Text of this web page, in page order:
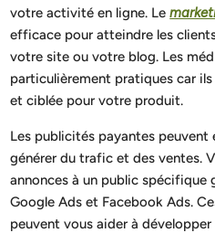
votre activité en ligne. Le
efficace pour atteindre les
votre site ou votre blog. Les
particulièrement pratiques car
et ciblée pour votre produit.
Les publicités payantes
générer du trafic et des ventes.
annonces à un public spécifique
Google Ads et Facebook Ads.
peuvent vous aider à